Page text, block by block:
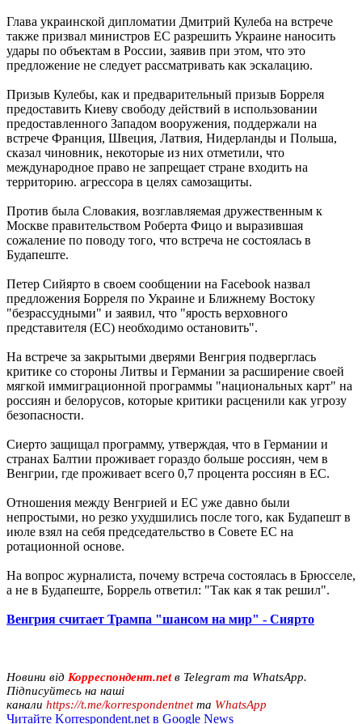
Глава украинской дипломатии Дмитрий Кулеба на встрече
также призвал министров ЕС разрешить Украине наносить
удары по объектам в России, заявив при этом, что это
предложение не следует рассматривать как эскалацию.
Призыв Кулебы, как и предварительный призыв Борреля
предоставить Киеву свободу действий в использовании
предоставленного Западом вооружения, поддержали на
встрече Франция, Швеция, Латвия, Нидерланды и Польша,
сказал чиновник, некоторые из них отметили, что
международное право не запрещает стране входить на
территорию. агрессора в целях самозащиты.
Против была Словакия, возглавляемая дружественным к
Москве правительством Роберта Фицо и выразившая
сожаление по поводу того, что встреча не состоялась в
Будапеште.
Петер Сийярто в своем сообщении на Facebook назвал
предложения Борреля по Украине и Ближнему Востоку
"безрассудными" и заявил, что "ярость верховного
представителя (ЕС) необходимо остановить".
На встрече за закрытыми дверями Венгрия подверглась
критике со стороны Литвы и Германии за расширение своей
мягкой иммиграционной программы "национальных карт" на
россиян и белорусов, которые критики расценили как угрозу
безопасности.
Сиерто защищал программу, утверждая, что в Германии и
странах Балтии проживает гораздо больше россиян, чем в
Венгрии, где проживает всего 0,7 процента россиян в ЕС.
Отношения между Венгрией и ЕС уже давно были
непростыми, но резко ухудшились после того, как Будапешт в
июле взял на себя председательство в Совете ЕС на
ротационной основе.
На вопрос журналиста, почему встреча состоялась в Брюсселе,
а не в Будапеште, Боррель ответил: "Так как я так решил".
Венгрия считает Трампа "шансом на мир" - Сиярто
Новини від Корреспондент.netв Telegram та WhatsApp.
Підписуйтесь на наші
канали https://t.me/korrespondentnetта WhatsApp
Читайте Korrespondent.net в Google News